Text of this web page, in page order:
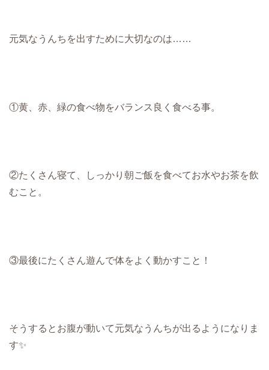
元気なうんちを出すために大切なのは……
①黄、赤、緑の食べ物をバランス良く食べる事。
②たくさん寝て、しっかり朝ご飯を食べてお水やお茶を飲
むこと。
③最後にたくさん遊んで体をよく動かすこと！
そうするとお腹が動いて元気なうんちが出るようになりま
す✨